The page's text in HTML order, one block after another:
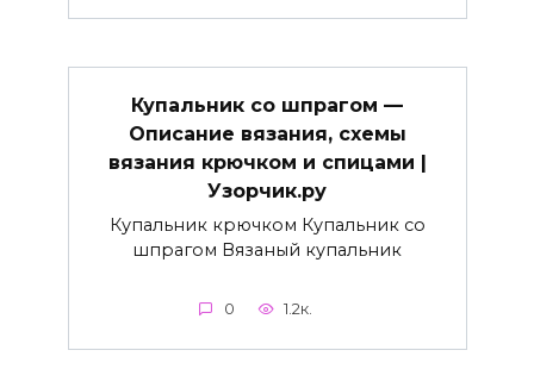
Купальник со шпрагом —
Описание вязания, схемы
вязания крючком и спицами |
Узорчик.ру
Купальник крючком Купальник со
шпрагом Вязаный купальник
0 1.2к.